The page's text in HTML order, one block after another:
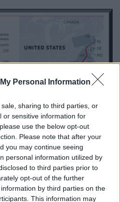
Personal Information
sharing to third parties, or
or sensitive information for
use the below opt-out
Please note that after your
you may continue seeing
personal information utilized by
to third parties prior to
opt-out of the further
by third parties on the
This information may
emellett jó ideje abba az
optimalizálva a támadási
mappákat a
jeleit lehet látni már